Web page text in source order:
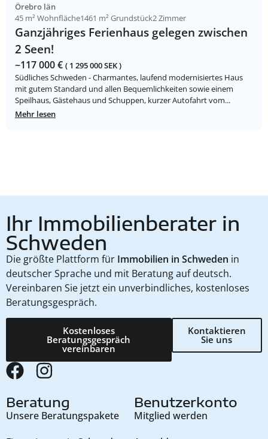
Örebro län
45 m² Wohnfläche1461 m² Grundstück2 Zimmer
Ganzjähriges Ferienhaus gelegen zwischen
2 Seen!
~117 000 € ( 1 295 000 SEK )
Südliches Schweden - Charmantes, laufend modernisiertes Haus
mit gutem Standard und allen Bequemlichkeiten sowie einem
Speilhaus, Gästehaus und Schuppen, kurzer Autofahrt vom...
Mehr lesen
Ihr Immobilienberater in
Schweden
Die größte Plattform für Immobilien in Schweden in
deutscher Sprache und mit Beratung auf deutsch.
Vereinbaren Sie jetzt ein unverbindliches, kostenloses
Beratungsgespräch.
Kostenloses
Beratungsgespräch
vereinbaren
Kontaktieren
Sie uns
Beratung
Unsere Beratungspakete
Benutzerkonto
Mitglied werden